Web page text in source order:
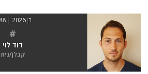
בן 2026 | 1.88
#
דוד לוי
קבלן/נית